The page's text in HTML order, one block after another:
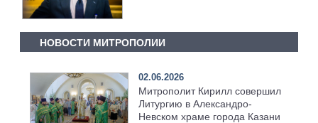
НОВОСТИ МИТРОПОЛИИ
02.06.2026
Митрополит Кирилл совершил
Литургию в Александро-
Невском храме города Казани